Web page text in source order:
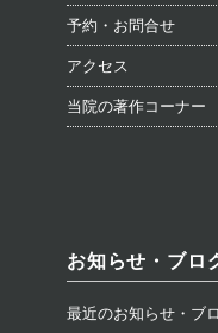
予約・お問合せ
アクセス
当院の著作コーナー
お知らせ・ブロ
最近のお知らせ・ブ